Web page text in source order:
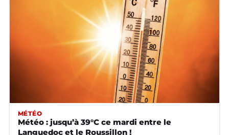
MÉTÉO
Météo : jusqu’à 39°C ce mardi entre le
Languedoc et le Roussillon !